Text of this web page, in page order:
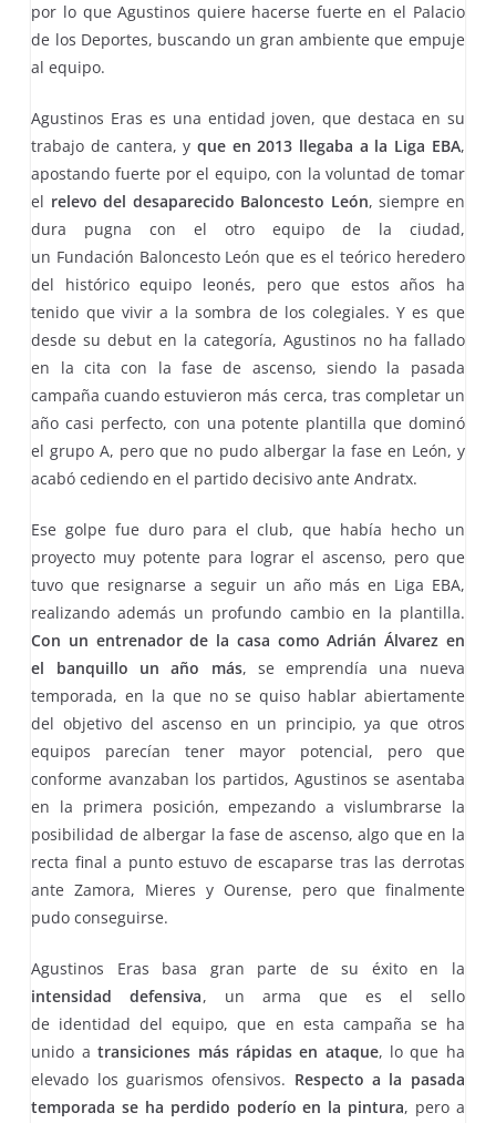
por lo que Agustinos quiere hacerse fuerte en el Palacio
de los Deportes, buscando un gran ambiente que empuje
al equipo.
Agustinos Eras es una entidad joven, que destaca en su
trabajo de cantera, yque en 2013 llegaba a la Liga EBA,
apostando fuerte por el equipo, con la voluntad de tomar
el relevo del desaparecido Baloncesto León, siempre en
dura pugna con el otro equipo de la ciudad,
un Fundación Baloncesto León que es el teórico heredero
del histórico equipo leonés, pero que estos años ha
tenido que vivir a la sombra de los colegiales. Y es que
desde su debut en la categoría, Agustinos no ha fallado
en la cita con la fase de ascenso, siendo la pasada
campaña cuando estuvieron más cerca, tras completar un
año casi perfecto, con una potente plantilla que dominó
el grupo A, pero que no pudo albergar la fase en León, y
acabó cediendo en el partido decisivo ante Andratx.
Ese golpe fue duro para el club, que había hecho un
proyecto muy potente para lograr el ascenso, pero que
tuvo que resignarse a seguir un año más en Liga EBA,
realizando además un profundo cambio en la plantilla.
Con un entrenador de la casa como Adrián Álvarez en
el banquillo un año más, se emprendía una nueva
temporada, en la que no se quiso hablar abiertamente
del objetivo del ascenso en un principio, ya que otros
equipos parecían tener mayor potencial, pero que
conforme avanzaban los partidos, Agustinos se asentaba
en la primera posición, empezando a vislumbrarse la
posibilidad de albergar la fase de ascenso, algo que en la
recta final a punto estuvo de escaparse tras las derrotas
ante Zamora, Mieres y Ourense, pero que finalmente
pudo conseguirse.
Agustinos Eras basa gran parte de su éxito en la
intensidad defensiva, un arma que es el sello
de identidad del equipo, que en esta campaña se ha
unido atransiciones más rápidas en ataque, lo que ha
elevado los guarismos ofensivos. Respecto a la pasada
temporada se ha perdido poderío en la pintura, pero a